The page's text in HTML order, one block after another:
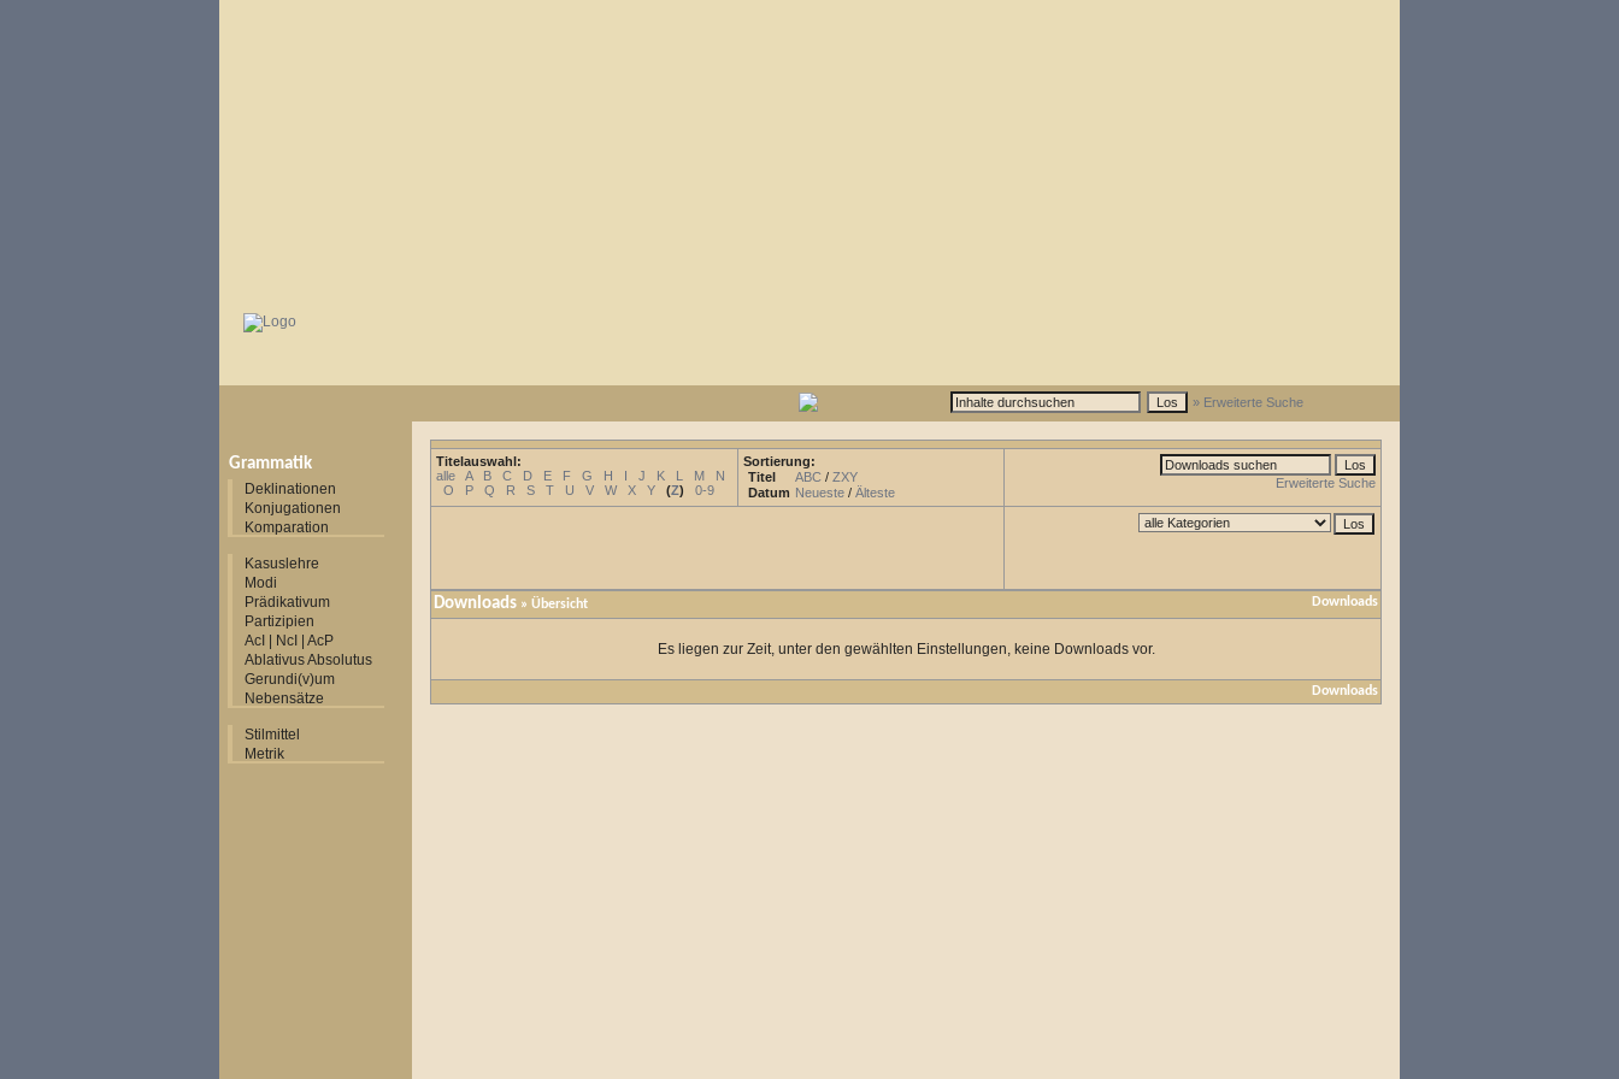
» Erweiterte Suche
Grammatik
Deklinationen
Konjugationen
Komparation
Kasuslehre
Modi
Prädikativum
Partizipien
AcI | NcI | AcP
Ablativus Absolutus
Gerundi(v)um
Nebensätze
Stilmittel
Metrik
Titelauswahl:
alle
A B C D E F G H I J K L M
N
O
P Q R S T U V W X Y (Z) 0-9
Sortierung:
Titel
ABC / ZXY
Datum Neueste / Älteste
Erweiterte Suche
Downloads » Übersicht Downloads
Es liegen zur Zeit, unter den gewählten Einstellungen, keine Downloads vor.
Downloads